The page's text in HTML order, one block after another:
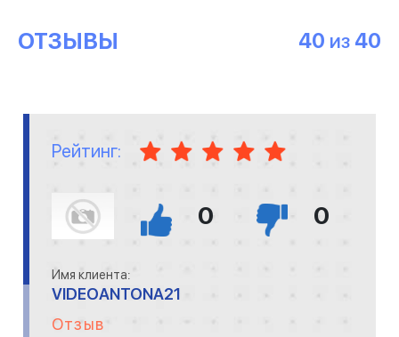
ОТЗЫВЫ 40 ИЗ 40
Рейтинг:
0 0
Имя клиента:
VIDEOANTONA21
Отзыв